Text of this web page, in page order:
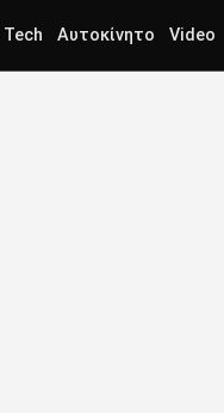
Tech Αυτοκίνητο Video